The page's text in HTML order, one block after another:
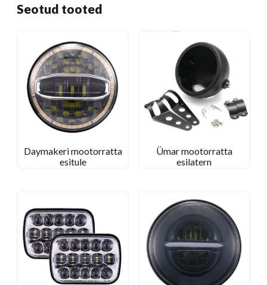
Seotud tooted
Daymakeri mootorratta
esitule
Ümar mootorratta
esilatern